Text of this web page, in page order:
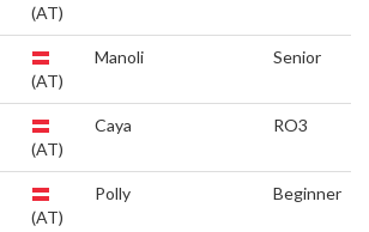
(AT)
(AT)
Manoli Senior
(AT)
Caya RO3
(AT)
Polly Beginner